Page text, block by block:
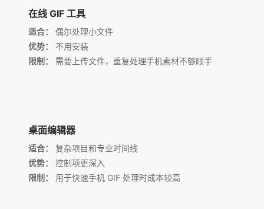
在线 GIF 工具
适合：
偶尔处理小文件
优势：
不用安装
限制：
需要上传文件，重复处理手机素材不够顺手
桌面编辑器
适合：
复杂项目和专业时间线
优势：
控制项更深入
限制：
用于快速手机 GIF 处理时成本较高